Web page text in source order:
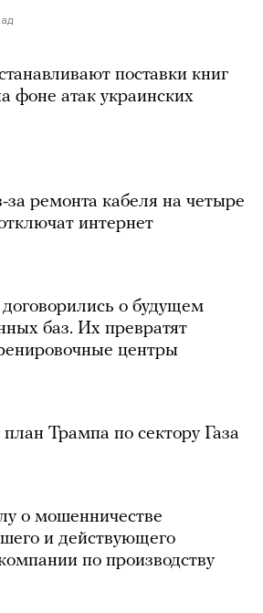
поставки книг
фоне атак украинских
ремонта кабеля на четыре
интернет
о будущем
баз. Их превратят
центры
Трампа по сектору Газа
о мошенничестве
и действующего
по производству